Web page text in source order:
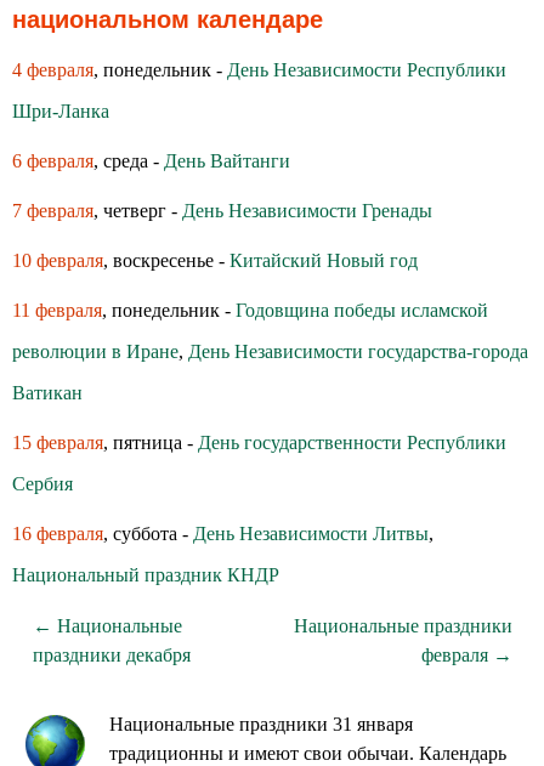
национальном календаре
4 февраля, понедельник - День Независимости Республики
Шри-Ланка
6 февраля, среда - День Вайтанги
7 февраля, четверг - День Независимости Гренады
10 февраля, воскресенье - Китайский Новый год
11 февраля, понедельник - Годовщина победы исламской
революции в Иране, День Независимости государства-города
Ватикан
15 февраля, пятница - День государственности Республики
Сербия
16 февраля, суббота - День Независимости Литвы,
Национальный праздник КНДР
← Национальные
праздники декабря
Национальные праздники
февраля →
Национальные праздники 31 января
традиционны и имеют свои обычаи. Календарь